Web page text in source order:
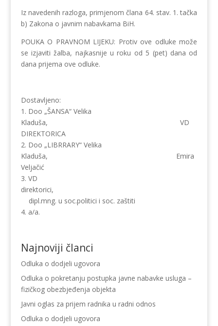
Iz navedenih razloga, primjenom člana 64. stav. 1. tačka
b) Zakona o javnim nabavkama BiH.
POUKA O PRAVNOM LIJEKU: Protiv ove odluke može
se izjaviti žalba, najkasnije u roku od 5 (pet) dana od
dana prijema ove odluke.
Dostavljeno:
1. Doo „ŠANSA“ Velika
Kladuša, VD
DIREKTORICA
2. Doo „LIBRRARY“ Velika
Kladuša, Emira
Veljačić
3. VD
direktorici,
dipl.mng. u soc.politici i soc. zaštiti
4. a/a.
Najnoviji članci
Odluka o dodjeli ugovora
Odluka o pokretanju postupka javne nabavke usluga –
fizičkog obezbjeđenja objekta
Javni oglas za prijem radnika u radni odnos
Odluka o dodjeli ugovora